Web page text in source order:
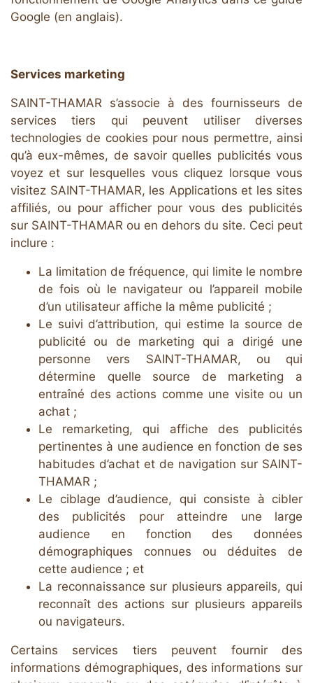
Google (en anglais).
Services marketing
SAINT-THAMAR s’associe à des fournisseurs de
services tiers qui peuvent utiliser diverses
technologies de cookies pour nous permettre, ainsi
qu’à eux-mêmes, de savoir quelles publicités vous
voyez et sur lesquelles vous cliquez lorsque vous
visitez SAINT-THAMAR, les Applications et les sites
affiliés, ou pour afficher pour vous des publicités
sur SAINT-THAMAR ou en dehors du site. Ceci peut
inclure :
La limitation de fréquence, qui limite le nombre
de fois où le navigateur ou l’appareil mobile
d’un utilisateur affiche la même publicité ;
Le suivi d’attribution, qui estime la source de
publicité ou de marketing qui a dirigé une
personne vers SAINT-THAMAR, ou qui
détermine quelle source de marketing a
entraîné des actions comme une visite ou un
achat ;
Le remarketing, qui affiche des publicités
pertinentes à une audience en fonction de ses
habitudes d’achat et de navigation sur SAINT-
THAMAR ;
Le ciblage d’audience, qui consiste à cibler
des publicités pour atteindre une large
audience en fonction des données
démographiques connues ou déduites de
cette audience ; et
La reconnaissance sur plusieurs appareils, qui
reconnaît des actions sur plusieurs appareils
ou navigateurs.
Certains services tiers peuvent fournir des
informations démographiques, des informations sur